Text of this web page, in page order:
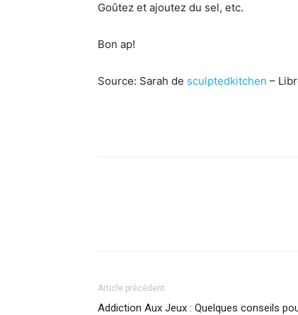
Goûtez et ajoutez du sel, etc.
Bon ap!
Source: Sarah de sculptedkitchen –
Article précédent
Addiction Aux Jeux : Quelques conseils